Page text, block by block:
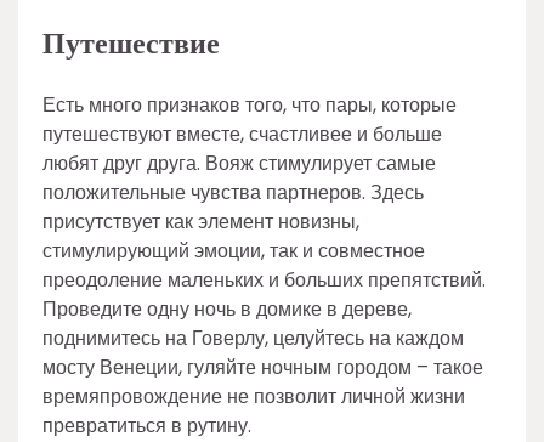
Путешествие
Есть много признаков того, что пары, которые
путешествуют вместе, счастливее и больше
любят друг друга. Вояж стимулирует самые
положительные чувства партнеров. Здесь
присутствует как элемент новизны,
стимулирующий эмоции, так и совместное
преодоление маленьких и больших препятствий.
Проведите одну ночь в домике в дереве,
поднимитесь на Говерлу, целуйтесь на каждом
мосту Венеции, гуляйте ночным городом – такое
времяпровождение не позволит личной жизни
превратиться в рутину.